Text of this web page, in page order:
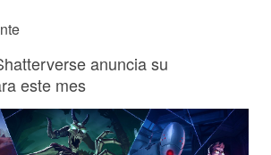
anuncia su
este mes